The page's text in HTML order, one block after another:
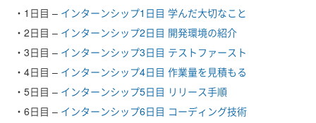
・1日目 – インターンシップ1日目 学んだ大切なこと
・2日目 – インターンシップ2日目 開発環境の紹介
・3日目 – インターンシップ3日目 テストファースト
・4日目 – インターンシップ4日目 作業量を見積もる
・5日目 – インターンシップ5日目 リリース手順
・6日目 – インターンシップ6日目 コーディング技術